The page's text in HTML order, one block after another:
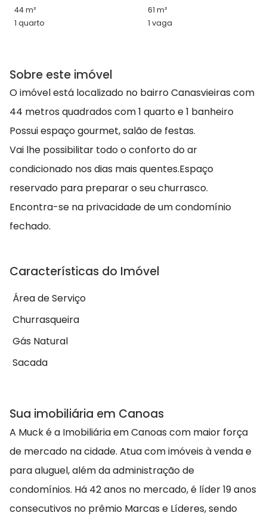
44 m²
61 m²
1 quarto
1 vaga
Sobre este imóvel
O imóvel está localizado no bairro Canasvieiras com
44 metros quadrados com 1 quarto e 1 banheiro
Possui espaço gourmet, salão de festas.
Vai lhe possibilitar todo o conforto do ar
condicionado nos dias mais quentes.Espaço
reservado para preparar o seu churrasco.
Encontra-se na privacidade de um condomínio
fechado.
Características do Imóvel
Área de Serviço
Churrasqueira
Gás Natural
Sacada
Sua imobiliária em Canoas
A Muck é a Imobiliária em Canoas com maior força
de mercado na cidade. Atua com imóveis à venda e
para aluguel, além da administração de
condomínios. Há 42 anos no mercado, é líder 19 anos
consecutivos no prêmio Marcas e Líderes, sendo